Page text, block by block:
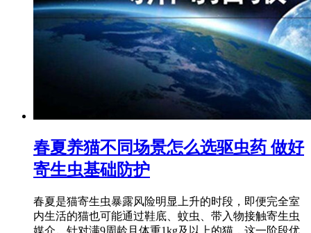
春夏养猫不同场景怎么选驱虫药 做好
寄生虫基础防护
春夏是猫寄生虫暴露风险明显上升的时段，即便完全室
内生活的猫也可能通过鞋底、蚊虫、带入物接触寄生虫
媒介。针对满9周龄且体重1kg及以上的猫，这一阶段优